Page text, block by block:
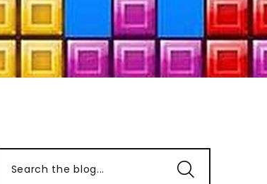
Search the blog...